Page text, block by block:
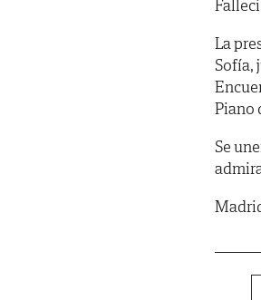
La
Sofía,
Piano
Se